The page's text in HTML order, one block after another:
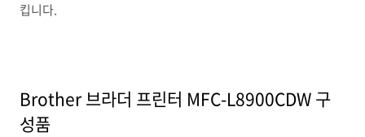
킵니다.
Brother 브라더 프린터 MFC-L8900CDW 구
성품